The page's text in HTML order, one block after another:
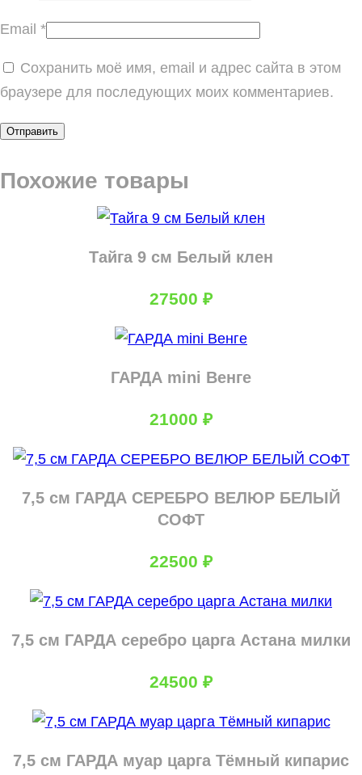
Email *
Сохранить моё имя, email и адрес сайта в этом
браузере для последующих моих комментариев.
Похожие товары
Тайга 9 см Белый клен
27500 ₽
ГАРДА mini Венге
21000 ₽
7,5 см ГАРДА СЕРЕБРО ВЕЛЮР БЕЛЫЙ
СОФТ
22500 ₽
7,5 см ГАРДА серебро царга Астана милки
24500 ₽
7,5 см ГАРДА муар царга Тёмный кипарис